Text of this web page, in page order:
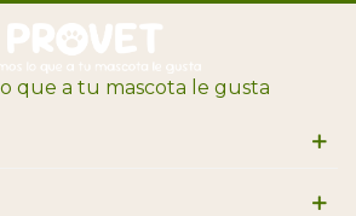
que a tu mascota le gusta